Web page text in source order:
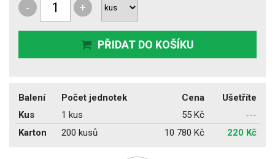
- +
PŘIDAT DO KOŠÍKU
Balení Počet jednotek Cena
Ušetříte
Kus
1 kus 55 Kč
---
Karton
200 kusů 10 780 Kč 220 Kč